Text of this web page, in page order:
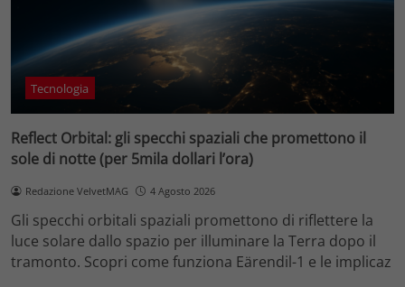
Tecnologia
Reflect Orbital: gli specchi spaziali che promettono il
sole di notte (per 5mila dollari l’ora)
Redazione VelvetMAG 4 Agosto 2026
Gli specchi orbitali spaziali promettono di riflettere la
luce solare dallo spazio per illuminare la Terra dopo il
tramonto. Scopri come funziona Eärendil-1 e le implicaz